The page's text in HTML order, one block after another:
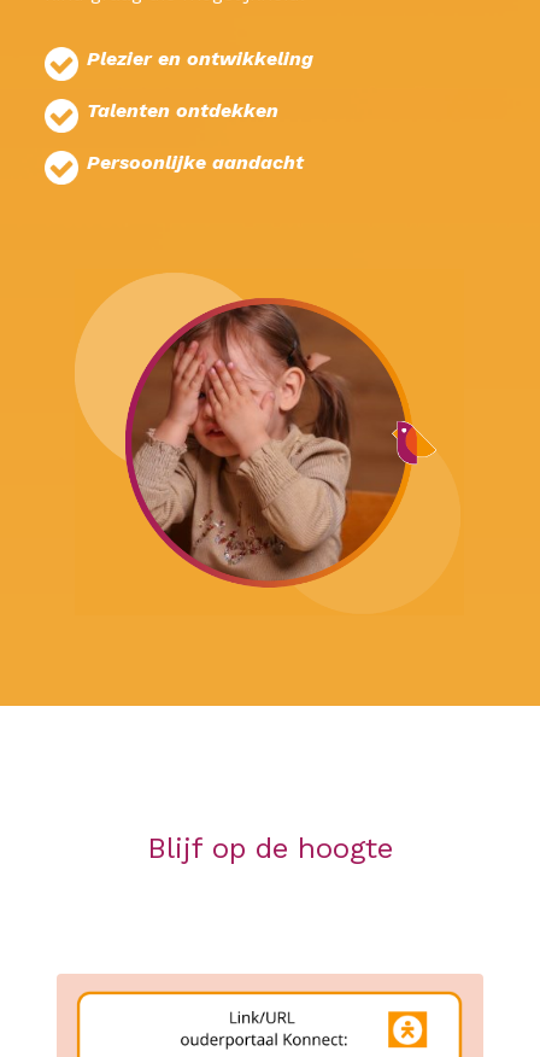
Plezier en ontwikkeling
Talenten ontdekken
Persoonlijke aandacht
Blijf op de hoogte